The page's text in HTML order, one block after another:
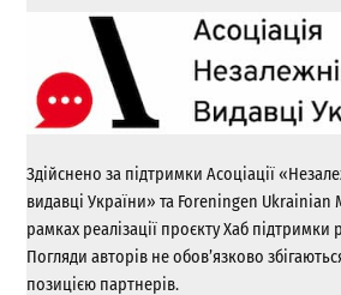
Здійснено за підтримки Асоціації
видавці України» та Foreningen Ukrainian
рамках реалізації проєкту Хаб підтримки
Погляди авторів не обов’язково
позицією партнерів.